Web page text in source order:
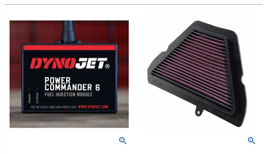
PRN002451-004289-34
PRN002451-004289-35
PRN002451-004289-36
PRN002451-004289-37
PRN002451-004289-38
PRN002451-004289-40
PRN002451-004289-41